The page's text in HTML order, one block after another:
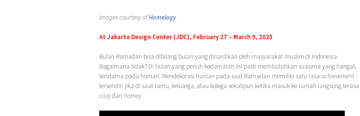
Images courtesy ofHomelogy
At Jakarta Design Center (JDC), February 27 – March 9, 2025
Bulan Ramadan bisa dibilang bulan yang dinantikan oleh masyarakat muslim di Indonesia.
Bagaimana tidak? Di bulan yang penuh kedamaian ini pasti membutuhkan suasana yang hangat,
terutama pada hunian. Mendekorasi hunian pada saat Ramadan memiliki satu rasa achievement
tersendiri jika di saat tamu, keluarga, atau kolega sekalipun ketika masuk ke rumah langsung terasa
cozydan homey.